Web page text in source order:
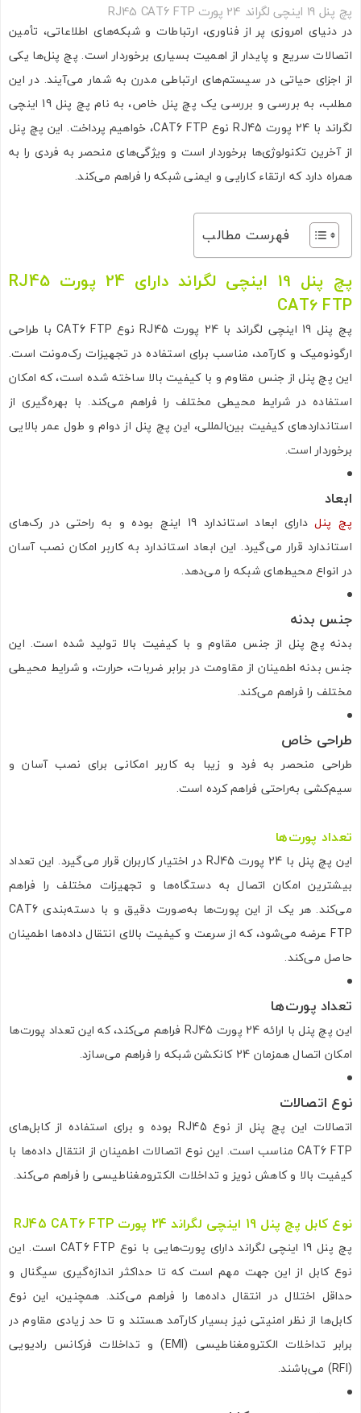
پچ پنل 19 اینچی لگراند 24 پورت RJ45 CAT6 FTP
در دنیای امروزی پر از فناوری، ارتباطات و شبکه‌های اطلاعاتی، تأمین
اتصالات سریع و پایدار از اهمیت بسیاری برخوردار است. پچ پنل‌ها یکی
از اجزای حیاتی در سیستم‌های ارتباطی مدرن به شمار می‌آیند. در این
مطلب، به بررسی و بررسی یک پچ پنل خاص، به نام پچ پنل 19 اینچی
لگراند با 24 پورت RJ45 نوع CAT6 FTP، خواهیم پرداخت. این پچ پنل
از آخرین تکنولوژی‌ها برخوردار است و ویژگی‌های منحصر به فردی را به
همراه دارد که ارتقاء کارایی و ایمنی شبکه را فراهم می‌کند.
فهرست مطالب
پچ پنل 19 اینچی لگراند دارای 24 پورت RJ45
CAT6 FTP
پچ پنل 19 اینچی لگراند با 24 پورت RJ45 نوع CAT6 FTP با طراحی
ارگونومیک و کارآمد، مناسب برای استفاده در تجهیزات رک‌مونت است.
این پچ پنل از جنس مقاوم و با کیفیت بالا ساخته شده است، که امکان
استفاده در شرایط محیطی مختلف را فراهم می‌کند. با بهره‌گیری از
استانداردهای کیفیت بین‌المللی، این پچ پنل از دوام و طول عمر بالایی
برخوردار است.
ابعاد
پچ پنل
دارای ابعاد استاندارد 19 اینچ بوده و به راحتی در رک‌های
استاندارد قرار می‌گیرد. این ابعاد استاندارد به کاربر امکان نصب آسان
در انواع محیط‌های شبکه را می‌دهد.
جنس بدنه
بدنه پچ پنل از جنس مقاوم و با کیفیت بالا تولید شده است. این
جنس بدنه اطمینان از مقاومت در برابر ضربات، حرارت، و شرایط محیطی
مختلف را فراهم می‌کند.
طراحی خاص
طراحی منحصر به فرد و زیبا به کاربر امکانی برای نصب آسان و
سیم‌کشی به‌راحتی فراهم کرده است.
تعداد پورت‌ها
این پچ پنل با 24 پورت RJ45 در اختیار کاربران قرار می‌گیرد. این تعداد
بیشترین امکان اتصال به دستگاه‌ها و تجهیزات مختلف را فراهم
می‌کند. هر یک از این پورت‌ها به‌صورت دقیق و با دسته‌بندی CAT6
FTP عرضه می‌شود، که از سرعت و کیفیت بالای انتقال داده‌ها اطمینان
حاصل می‌کند.
تعداد پورت‌ها
این پچ پنل با ارائه 24 پورت RJ45 فراهم می‌کند، که این تعداد پورت‌ها
امکان اتصال همزمان 24 کانکشن شبکه را فراهم می‌سازد.
نوع اتصالات
اتصالات این پچ پنل از نوع RJ45 بوده و برای استفاده از کابل‌های
CAT6 FTP مناسب است. این نوع اتصالات اطمینان از انتقال داده‌ها با
کیفیت بالا و کاهش نویز و تداخلات الکترومغناطیسی را فراهم می‌کند.
نوع کابل‌ پچ پنل 19 اینچی لگراند 24 پورت RJ45 CAT6 FTP
پچ پنل 19 اینچی لگراند دارای پورت‌هایی با نوع CAT6 FTP است. این
نوع کابل از این جهت مهم است که تا حداکثر اندازه‌گیری سیگنال و
حداقل اختلال در انتقال داده‌ها را فراهم می‌کند. همچنین، این نوع
کابل‌ها از نظر امنیتی نیز بسیار کارآمد هستند و تا حد زیادی مقاوم در
برابر تداخلات الکترومغناطیسی (EMI) و تداخلات فرکانس رادیویی
(RFI) می‌باشند.